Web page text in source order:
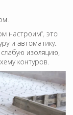
настроим”, это
и автоматику.
изоляцию,
контуров.